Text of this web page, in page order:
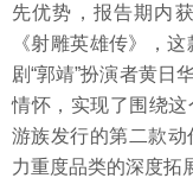
先优势，报告期内
《射雕英雄传》，
剧“郭靖”扮演者黄日
情怀，实现了围绕
游族发行的第二款
力重度品类的深度拓